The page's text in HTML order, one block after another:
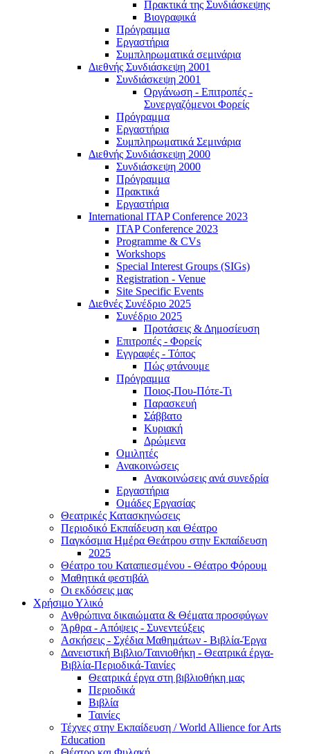
Πρακτικά της Συνδιάσκεψης
Βιογραφικά
Πρόγραμμα
Εργαστήρια
Συμπληρωματικά σεμινάρια
Διεθνής Συνδιάσκεψη 2001
Συνδιάσκεψη 2001
Οργάνωση - Επιτροπές -
Συνεργαζόμενοι Φορείς
Πρόγραμμα
Εργαστήρια
Συμπληρωματικά Σεμινάρια
Διεθνής Συνδιάσκεψη 2000
Συνδιάσκεψη 2000
Πρόγραμμα
Πρακτικά
Εργαστήρια
International ITAP Conference 2023
ITAP Conference 2023
Programme & CVs
Workshops
Special Interest Groups (SIGs)
Registration - Venue
Site Specific Events
Διεθνές Συνέδριο 2025
Συνέδριο 2025
Προτάσεις & Δημοσίευση
Επιτροπές - Φορείς
Εγγραφές - Τόπος
Πώς φτάνουμε
Πρόγραμμα
Ποιος-Που-Πότε-Τι
Παρασκευή
Σάββατο
Κυριακή
Δρώμενα
Ομιλητές
Ανακοινώσεις
Ανακοινώσεις ανά συνεδρία
Εργαστήρια
Ομάδες Εργασίας
Θεατρικές Κατασκηνώσεις
Περιοδικό Εκπαίδευση και Θέατρο
Παγκόσμια Ημέρα Θεάτρου στην Εκπαίδευση
2025
Θέατρο του Καταπιεσμένου - Θέατρο Φόρουμ
Μαθητικά φεστιβάλ
Οι εκδόσεις μας
Χρήσιμο Υλικό
Ανθρώπινα δικαιώματα & Θέματα προσφύγων
Άρθρα - Απόψεις - Συνεντεύξεις
Ασκήσεις - Σχέδια Μαθημάτων - Βιβλία-Έργα
Δανειστική Βιβλιο/Ταινιοθήκη - Θεατρικά έργα-
Βιβλία-Περιοδικά-Ταινίες
Θεατρικά έργα στη βιβλιοθήκη μας
Περιοδικά
Βιβλία
Ταινίες
Τέχνες στην Εκπαίδευση / World Allience for Arts
Education